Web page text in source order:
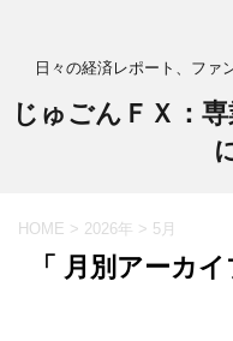
日々の経済レポート、ファ
じゅごんＦＸ：
HOME > 2026年 > 5月
「 月別アーカ